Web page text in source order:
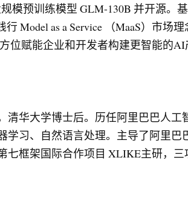
模预训练模型 GLM-130B 并开源。
Model as a Service （MaaS）市场
位赋能企业和开发者构建更智能的
华大学博士后。历任阿里巴巴人工
习、自然语言处理。主导了阿里巴
框架国际合作项目 XLIKE主研，